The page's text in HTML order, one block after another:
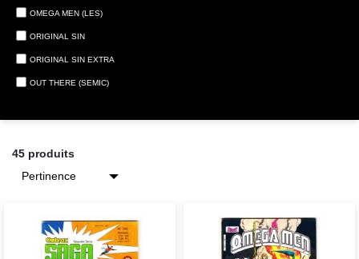
OMEGA MEN (LES)
ORIGINAL SIN
ORIGINAL SIN EXTRA
OUT THERE (SEMIC)
45 produits